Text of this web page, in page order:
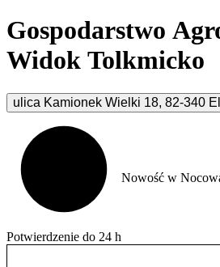
Gospodarstwo
Widok Tolkmicko
ulica Kamionek Wielki 18, 82-340
Potwierdzenie do 24 h
Nowość w